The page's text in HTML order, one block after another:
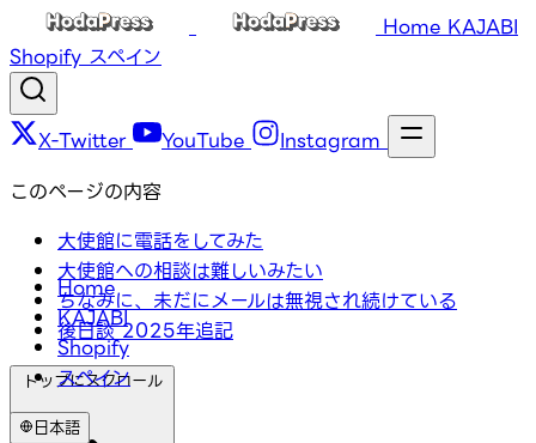
Home KAJABI
Shopify スペイン
X-Twitter YouTube Instagram
Home
KAJABI
Shopify
スペイン
日本語
このページの内容
大使館に電話をしてみた
大使館への相談は難しいみたい
ちなみに、未だにメールは無視され続けている
後日談 2025年追記
トップにスクロール